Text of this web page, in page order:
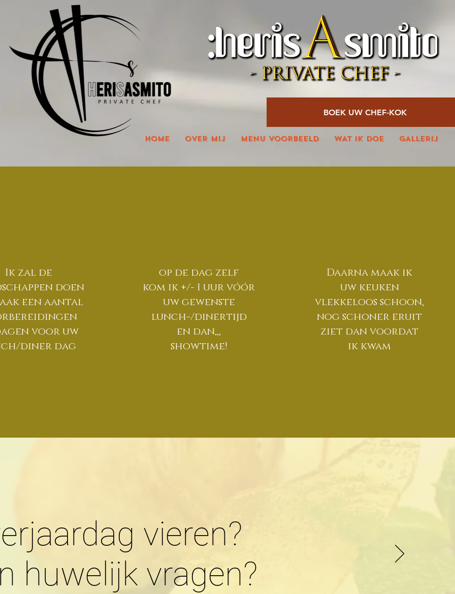
HOME OVER MIJ MENU VOORBEELD WAT IK DOE GALLERIJ
BOEK UW CHEF-KOK
Ik zal de
doen
een aantal
voor uw
diner dag
op de dag zelf
kom ik +/- 1 uur vóór
uw gewenste
lunch-/dinertijd
en dan,,,
showtime!
Daarna maak ik
uw keuken
vlekkeloos schoon,
nog schoner eruit
ziet dan voordat
ik kwam
vieren?
huwelijk vragen?